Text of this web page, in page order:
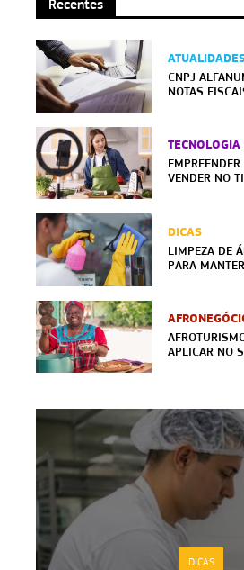
Recentes
CNPJ
NOTAS
TECNOLOGIA
VENDER NO
DICAS
LIMPEZA DE
PARA
APLICAR NO
DICAS